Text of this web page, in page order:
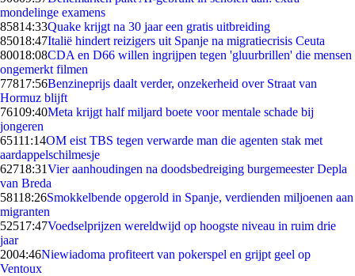
mondelinge examens
85814:33Quake krijgt na 30 jaar een gratis uitbreiding
85018:47Italië hindert reizigers uit Spanje na migratiecrisis Ceuta
80018:08CDA en D66 willen ingrijpen tegen 'gluurbrillen' die mensen
ongemerkt filmen
77817:56Benzineprijs daalt verder, onzekerheid over Straat van
Hormuz blijft
76109:40Meta krijgt half miljard boete voor mentale schade bij
jongeren
65111:14OM eist TBS tegen verwarde man die agenten stak met
aardappelschilmesje
62718:31Vier aanhoudingen na doodsbedreiging burgemeester Depla
van Breda
58118:26Smokkelbende opgerold in Spanje, verdienden miljoenen aan
migranten
52517:47Voedselprijzen wereldwijd op hoogste niveau in ruim drie
jaar
2004:46Niewiadoma profiteert van pokerspel en grijpt geel op
Ventoux